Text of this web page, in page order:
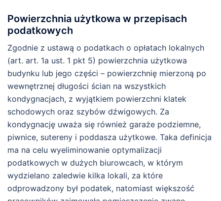
Powierzchnia użytkowa w przepisach
podatkowych
Zgodnie z ustawą o podatkach o opłatach lokalnych
(art. art. 1a ust. 1 pkt 5) powierzchnia użytkowa
budynku lub jego części – powierzchnię mierzoną po
wewnętrznej długości ścian na wszystkich
kondygnacjach, z wyjątkiem powierzchni klatek
schodowych oraz szybów dźwigowych. Za
kondygnację uważa się również garaże podziemne,
piwnice, sutereny i poddasza użytkowe. Taka definicja
ma na celu wyeliminowanie optymalizacji
podatkowych w dużych biurowcach, w którym
wydzielano zaledwie kilka lokali, za które
odprowadzony był podatek, natomiast większość